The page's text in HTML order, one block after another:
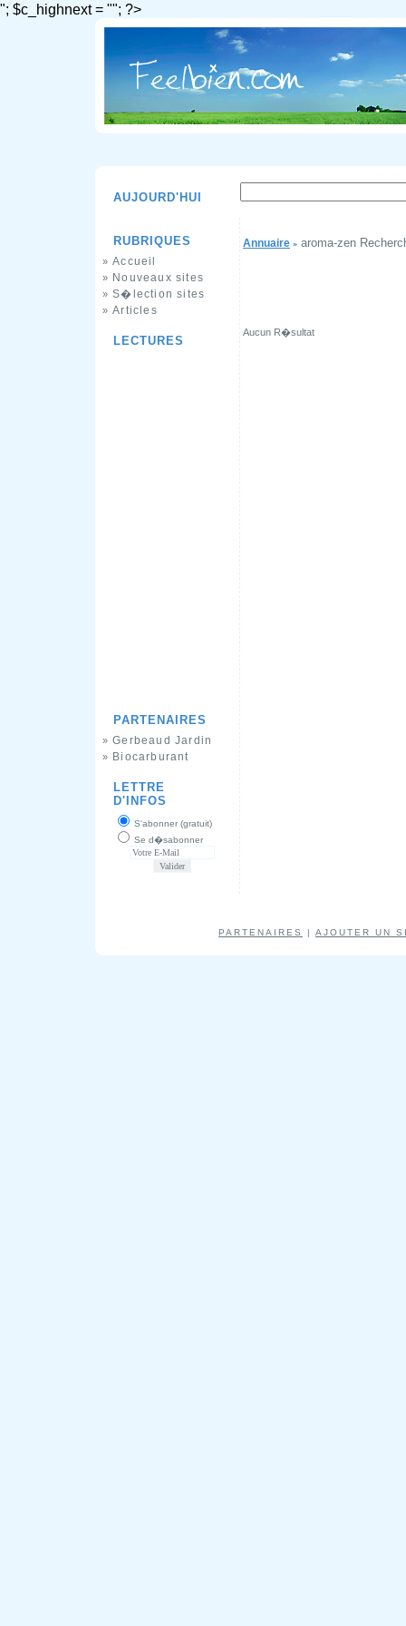
"; $c_highnext = ""; ?>
AUJOURD'HUI
RUBRIQUES
» Accueil
» Nouveaux sites
» S�lection sites
» Articles
LECTURES
PARTENAIRES
» Gerbeaud Jardin
» Biocarburant
LETTRE
D'INFOS
S'abonner (gratuit)
Se d�sabonner
Annuaire » aroma-zen
Aucun R�sultat
PARTENAIRES | AJOUTER UN